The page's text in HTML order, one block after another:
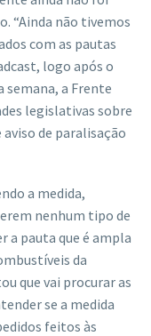
“Ainda não tivemos
com as pautas
logo após o
semana, a Frente
legislativas sobre
de paralisação
a medida,
nenhum tipo de
a pauta que é ampla
da
que vai procurar as
se a medida
feitos às